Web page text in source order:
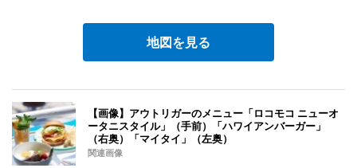
地図を見る
【画像】アウトリガーのメニュー「ロコモコ ニューオ
ータニスタイル」（手前）「ハワイアンバーガー」
（右奥）「マイタイ」（左奥）
関連画像